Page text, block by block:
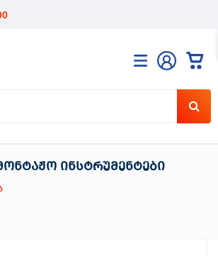
ინსტრუმენტები